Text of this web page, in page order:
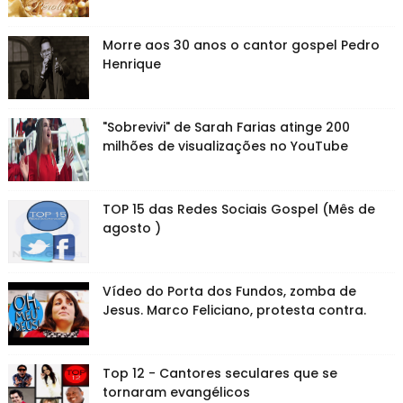
Morre aos 30 anos o cantor gospel Pedro
Henrique
"Sobrevivi" de Sarah Farias atinge 200
milhões de visualizações no YouTube
TOP 15 das Redes Sociais Gospel (Mês de
agosto )
Vídeo do Porta dos Fundos, zomba de
Jesus. Marco Feliciano, protesta contra.
Top 12 - Cantores seculares que se
tornaram evangélicos